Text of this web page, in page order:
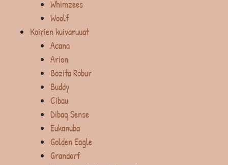
Whimzees
Woolf
Koirien kuivaruuat
Acana
Arion
Bozita Robur
Buddy
Cibau
Dibaq Sense
Eukanuba
Golden Eagle
Grandorf